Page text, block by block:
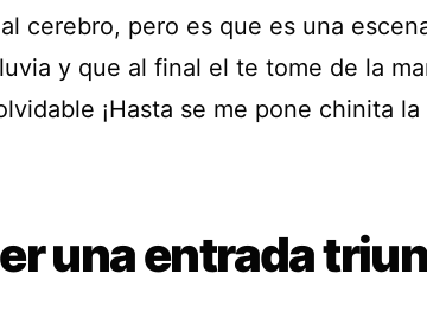
cerebro, pero es que es una
y que al final el te tome de la
¡Hasta se me pone chinita la
una entrada